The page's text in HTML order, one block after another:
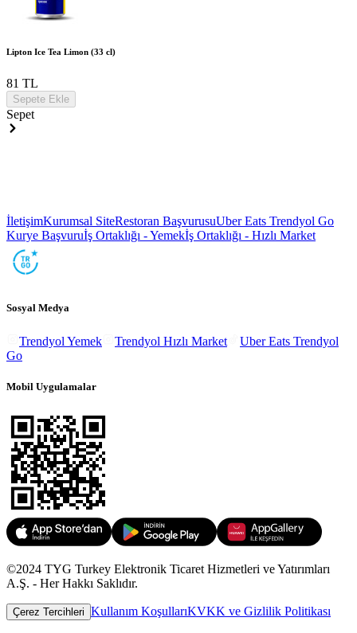
Lipton Ice Tea Limon (33 cl)
81 TL
Sepete Ekle
Sepet
İletişimKurumsal SiteRestoran BaşvurusuUber Eats Trendyol Go
Kurye Başvuruİş Ortaklığı - Yemekİş Ortaklığı - Hızlı Market
Sosyal Medya
Trendyol Yemek Trendyol Hızlı Market
Uber Eats Trendyol
Go
Mobil Uygulamalar
©2024 TYG Turkey Elektronik Ticaret Hizmetleri ve Yatırımları
A.Ş. - Her Hakkı Saklıdır.
Çerez Tercihleri Kullanım KoşullarıKVKK ve Gizlilik Politikası